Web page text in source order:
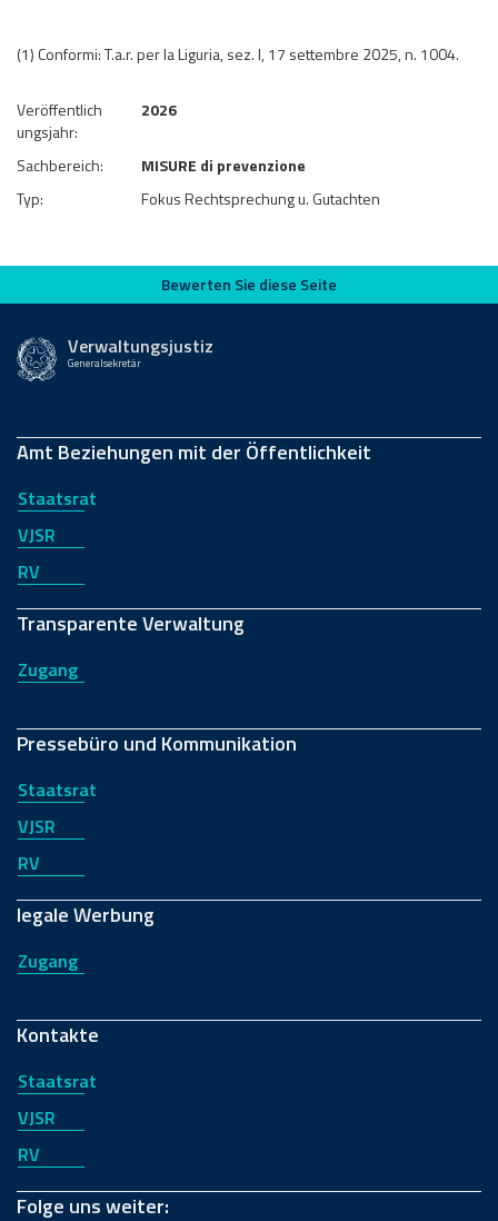
(1) Conformi: T.a.r. per la Liguria, sez. I, 17 settembre 2025, n. 1004.
Veröffentlich
ungsjahr:
2026
Sachbereich:
MISURE di prevenzione
Typ:
Fokus Rechtsprechung u. Gutachten
Bewerten Sie diese Seite
Bewerten Sie diese Seite
Verwaltungsjustiz
Generalsekretär
Amt Beziehungen mit der Öffentlichkeit
Staatsrat
VJSR
RV
Transparente Verwaltung
Zugang
Pressebüro und Kommunikation
Staatsrat
VJSR
RV
legale Werbung
Zugang
Kontakte
Staatsrat
VJSR
RV
Folge uns weiter: